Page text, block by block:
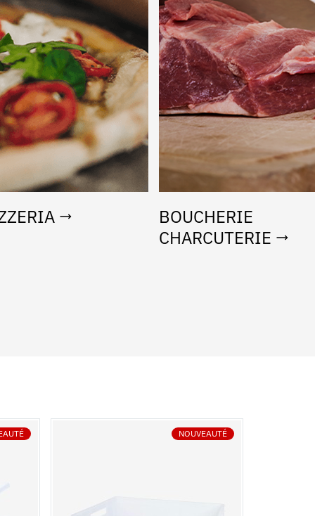
BOUCHERIE
CHARCUTERIE
NOUVEAUTÉ